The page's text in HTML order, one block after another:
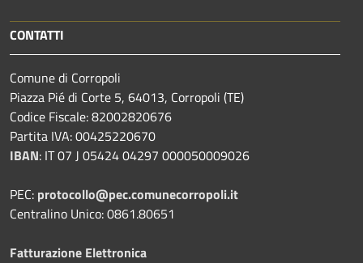
CONTATTI
Comune di Corropoli
Piazza Pié di Corte 5, 64013, Corropoli (TE)
Codice Fiscale: 82002820676
Partita IVA: 00425220670
IBAN: IT 07 J 05424 04297 000050009026
PEC: protocollo@pec.comunecorropoli.it
Centralino Unico: 0861.80651
Fatturazione Elettronica